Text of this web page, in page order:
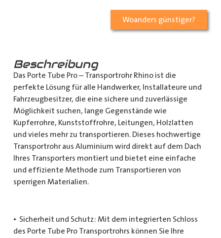
Woanders günstiger?
Beschreibung
Das Porte Tube Pro – Transportrohr Rhino ist die
perfekte Lösung für alle Handwerker, Installateure und
Fahrzeugbesitzer, die eine sichere und zuverlässige
Möglichkeit suchen, lange Gegenstände wie
Kupferrohre, Kunststoffrohre, Leitungen, Holzlatten
und vieles mehr zu transportieren. Dieses hochwertige
Transportrohr aus Aluminium wird direkt auf dem Dach
Ihres Transporters montiert und bietet eine einfache
und effiziente Methode zum Transportieren von
sperrigen Materialien.
• Sicherheit und Schutz: Mit dem integrierten Schloss
des Porte Tube Pro Transportrohrs können Sie Ihre